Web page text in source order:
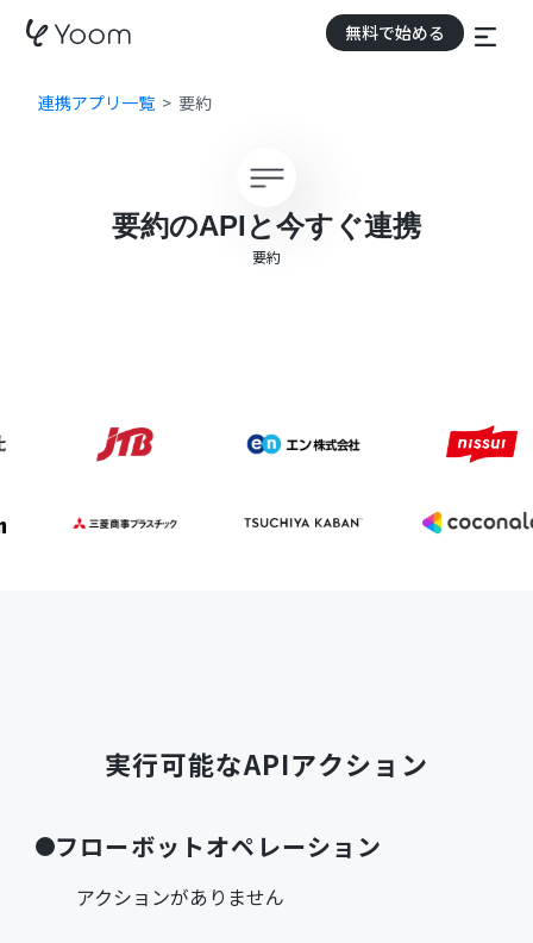
無料で始める
連携アプリ一覧 要約
要約のAPIと今すぐ連携
要約
実行可能なAPIアクション
フローボットオペレーション
アクションがありません